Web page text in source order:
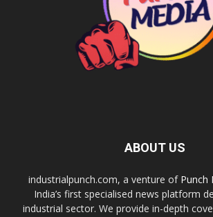
ABOUT US
industrialpunch.com, a venture of Punch
India’s first specialised news platform
industrial sector. We provide in-depth